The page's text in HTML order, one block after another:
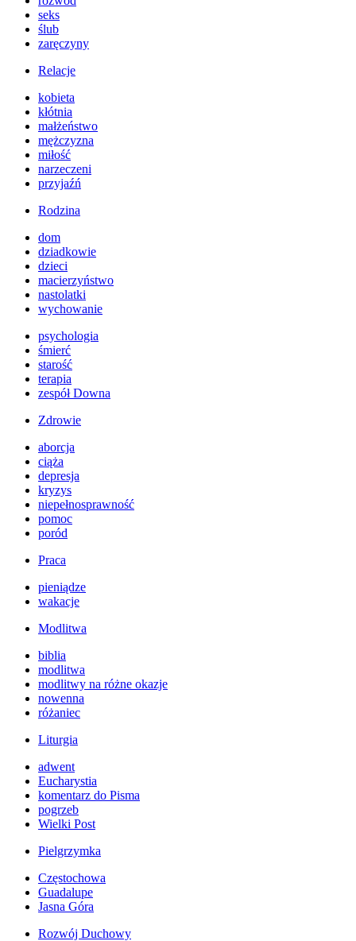
seks
ślub
zaręczyny
Relacje
kobieta
kłótnia
małżeństwo
mężczyzna
miłość
narzeczeni
przyjaźń
Rodzina
dom
dziadkowie
dzieci
macierzyństwo
nastolatki
wychowanie
psychologia
śmierć
starość
terapia
zespół Downa
Zdrowie
aborcja
ciąża
depresja
kryzys
niepełnosprawność
pomoc
poród
Praca
pieniądze
wakacje
Modlitwa
biblia
modlitwa
modlitwy na różne okazje
nowenna
różaniec
Liturgia
adwent
Eucharystia
komentarz do Pisma
pogrzeb
Wielki Post
Pielgrzymka
Częstochowa
Guadalupe
Jasna Góra
Rozwój Duchowy